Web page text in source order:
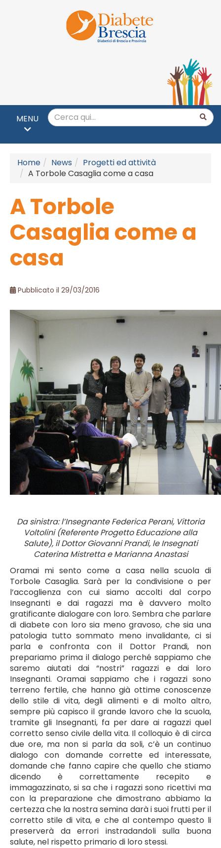
Home News
Progetti ed attività
A Torbole Casaglia come a casa
A Torbole
Casaglia come a
casa
Pubblicato il 29/03/2016
Da sinistra: l’Insegnante Federica Perani, Vittoria
Voltolini (Referente Progetto Educazione alla
Salute), il Dottor Giovanni Prandi, le Insegnati
Caterina Mistretta e Marianna Anastasi
Oramai mi sento come a casa nella scuola di
Torbole Casaglia. Sarà per la condivisione o per
l’accoglienza con cui siamo accolti dal corpo
Insegnanti e dai ragazzi ma è davvero molto
gratificante dialogare con loro. Sembra che parlare
di diabete con loro sia meno gravoso, che sia una
patologia tutto sommato meno invalidante, ci si
parla e confronta con il Dottor Prandi, non
prepariamo prima il dialogo perché sappiamo che
saremo aiutati dai “nostri” ragazzi e dai loro
Insegnanti. Oramai sappiamo che i ragazzi sono
terreno fertile, che hanno già ottime conoscenze
dello stile di vita, degli alimenti e di molto altro,
sempre più capisco il grande lavoro che la scuola,
tramite gli Insegnanti, fa per dare ai ragazzi quel
corretto senso civile della vita. Il colloquio è di circa
due ore, ma non si parla da soli, c’è un continuo
dialogo con domande corrette ed interessate,
domande che fanno capire che quello che stiamo
dicendo è correttamente recepito e
immagazzinato, si sa che i ragazzi sono ricettivi ma
con la preparazione che dimostrano abbiamo la
certezza che la nostra semina darà i suoi frutti per il
corretto stile di vita, e che al contempo questo li
preserverà da errori instradandoli sulla buona
salute, nel rispetto primario di loro stessi.